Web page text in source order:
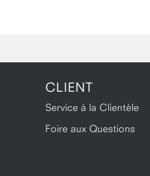
CLIENT
Service à la Clientèle
Foire aux Questions